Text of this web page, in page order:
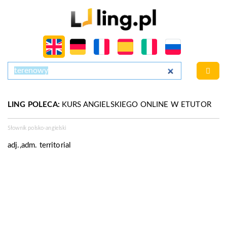
LING POLECA: KURS ANGIELSKIEGO ONLINE W ETUTOR
Słownik polsko-angielski
adj.,adm. territorial